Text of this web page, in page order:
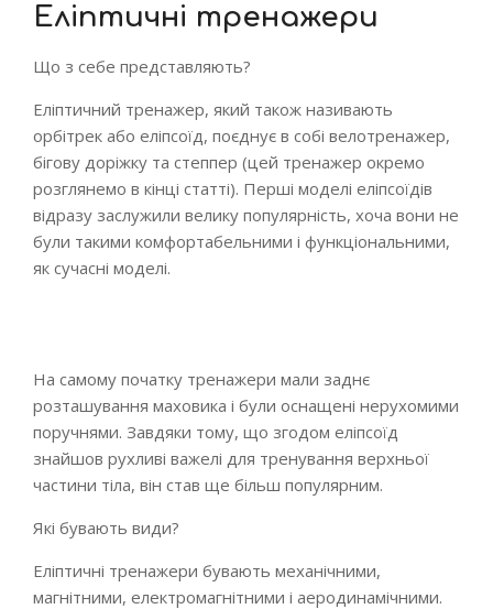
Еліптичні тренажери
Що з себе представляють?
Еліптичний тренажер, який також називають
орбітрек або еліпсоїд, поєднує в собі велотренажер,
бігову доріжку та степпер (цей тренажер окремо
розглянемо в кінці статті). Перші моделі еліпсоїдів
відразу заслужили велику популярність, хоча вони не
були такими комфортабельними і функціональними,
як сучасні моделі.
На самому початку тренажери мали заднє
розташування маховика і були оснащені нерухомими
поручнями. Завдяки тому, що згодом еліпсоїд
знайшов рухливі важелі для тренування верхньої
частини тіла, він став ще більш популярним.
Які бувають види?
Еліптичні тренажери бувають механічними,
магнітними, електромагнітними і аеродинамічними.